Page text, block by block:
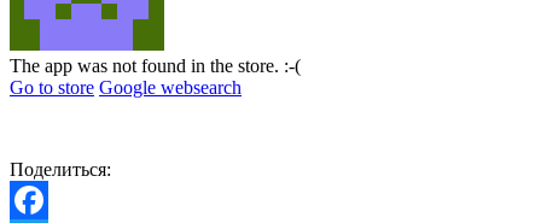
The app was not found in the store. :-(
Go to store Google websearch
Поделиться: